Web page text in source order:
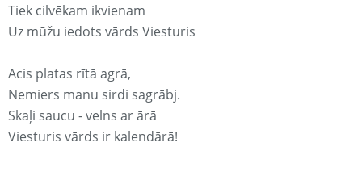
Tiek cilvēkam ikvienam
Uz mūžu iedots vārds Viesturis
Acis platas rītā agrā,
Nemiers manu sirdi sagrābj.
Skaļi saucu - velns ar ārā
Viesturis vārds ir kalendārā!